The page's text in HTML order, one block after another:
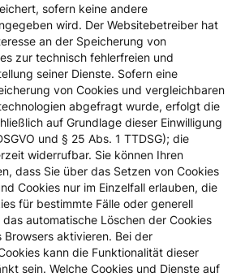
sofern keine andere
wird. Der Websitebetreiber hat
an der Speicherung von
zur technisch fehlerfreien und
seiner Dienste. Sofern eine
von Cookies und vergleichbaren
abgefragt wurde, erfolgt die
auf Grundlage dieser Einwilligung
und § 25 Abs. 1 TTDSG); die
widerrufbar. Sie können Ihren
dass Sie über das Setzen von Cookies
Cookies nur im Einzelfall erlauben, die
für bestimmte Fälle oder generell
automatische Löschen der Cookies
Browsers aktivieren. Bei der
kann die Funktionalität dieser
sein. Welche Cookies und Dienste auf